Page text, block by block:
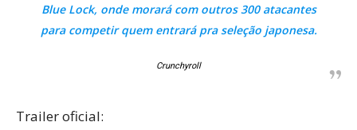
Blue Lock, onde morará com outros 300 atacantes
para competir quem entrará pra seleção japonesa.
Crunchyroll
Trailer oficial: